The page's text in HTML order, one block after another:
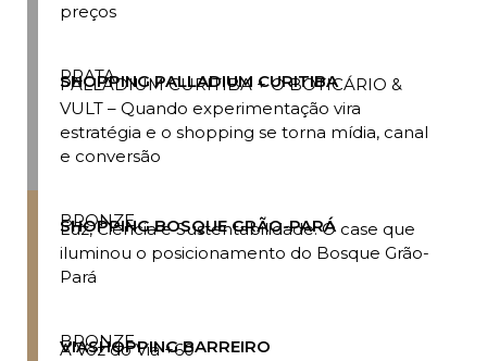
preços
PRATA
SHOPPING PALLADIUM CURITIBA
PALLADIUM CURITIBA + O BOTICÁRIO &
VULT – Quando experimentação vira
estratégia e o shopping se torna mídia, canal
e conversão
BRONZE
SHOPPING BOSQUE GRÃO-PARÁ
Luz, Ciência e Sustentabilidade: O case que
iluminou o posicionamento do Bosque Grão-
Pará
BRONZE
VIASHOPPING BARREIRO
A Voz do Via +60